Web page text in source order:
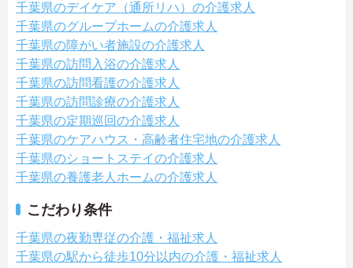
千葉県のデイケア（通所リハ）の介護求人
千葉県のグループホームの介護求人
千葉県の障がい者施設の介護求人
千葉県の訪問入浴の介護求人
千葉県の訪問看護の介護求人
千葉県の訪問診療の介護求人
千葉県の定期巡回の介護求人
千葉県のケアハウス・高齢者住宅地の介護求人
千葉県のショートステイの介護求人
千葉県の養護老人ホームの介護求人
こだわり条件
千葉県の夜勤専従の介護・福祉求人
千葉県の駅から徒歩10分以内の介護・福祉求人